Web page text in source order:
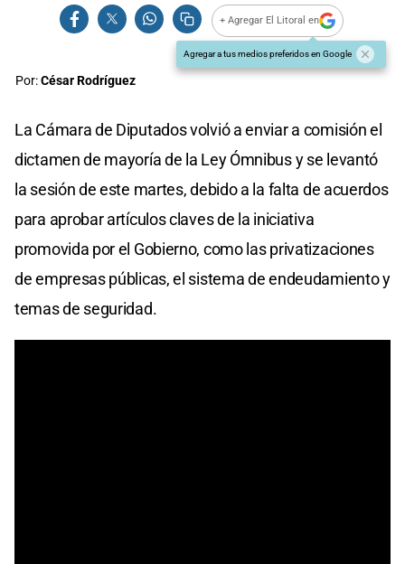
+ Agregar El Litoral en
Agregar a tus medios preferidos en Google
Por:César Rodríguez
La Cámara de Diputados volvió a enviar a comisión el
dictamen de mayoría de la Ley Ómnibus y se levantó
la sesión de este martes, debido a la falta de acuerdos
para aprobar artículos claves de la iniciativa
promovida por el Gobierno, como las privatizaciones
de empresas públicas, el sistema de endeudamiento y
temas de seguridad.